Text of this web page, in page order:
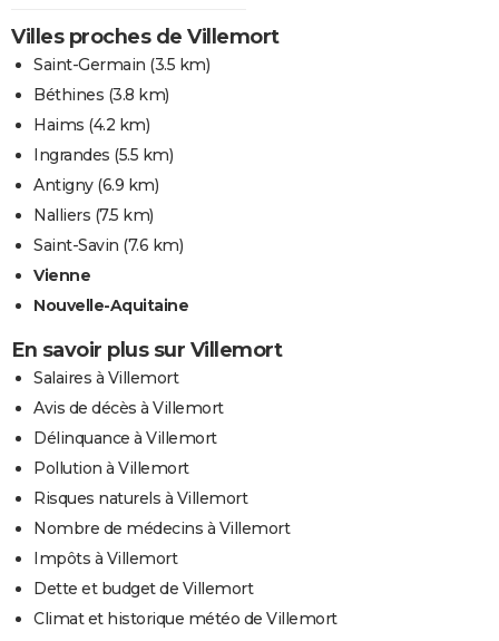
Villes proches de Villemort
Saint-Germain (3.5 km)
Béthines (3.8 km)
Haims (4.2 km)
Ingrandes (5.5 km)
Antigny(6.9 km)
Nalliers (7.5 km)
Saint-Savin (7.6 km)
Vienne
Nouvelle-Aquitaine
En savoir plus sur Villemort
Salaires à Villemort
Avis de décès à Villemort
Délinquance à Villemort
Pollution à Villemort
Risques naturels à Villemort
Nombre de médecins à Villemort
Impôts à Villemort
Dette et budget de Villemort
Climat et historique météo de Villemort